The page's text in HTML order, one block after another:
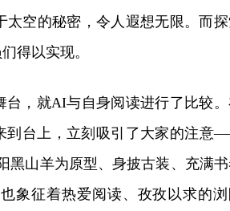
太空的秘密，令人遐想无限。而
得以实现。
台，就AI与自身阅读进行了比较
到台上，立刻吸引了大家的注意
黑山羊为原型、身披古装、充满
象征着热爱阅读、孜孜以求的